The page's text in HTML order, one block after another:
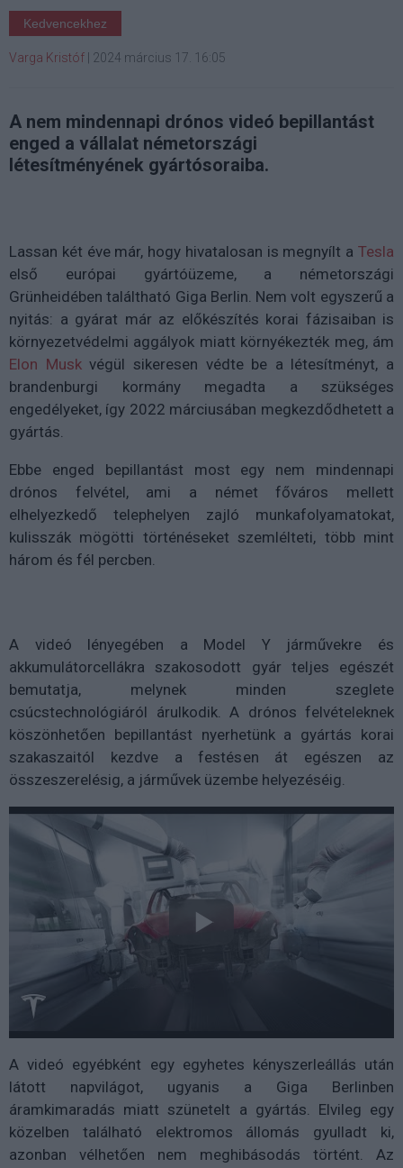
Kedvencekhez
Varga Kristóf 2024 március 17. 16:05
A nem mindennapi drónos videó bepillantást
enged a vállalat németországi
létesítményének gyártósoraiba.
Lassan két éve már, hogy hivatalosan is megnyílt a Tesla
első európai gyártóüzeme, a németországi
Grünheidében találtható Giga Berlin. Nem volt egyszerű a
nyitás: a gyárat már az előkészítés korai fázisaiban is
környezetvédelmi aggályok miatt környékezték meg, ám
Elon Muskvégül sikeresen védte be a létesítményt, a
brandenburgi kormány megadta a szükséges
engedélyeket, így 2022 márciusában megkezdődhetett a
gyártás.
Ebbe enged bepillantást most egy nem mindennapi
drónos felvétel, ami a német főváros mellett
elhelyezkedő telephelyen zajló munkafolyamatokat,
kulisszák mögötti történéseket szemlélteti, több mint
három és fél percben.
A videó lényegében a Model Y járművekre és
akkumulátorcellákra szakosodott gyár teljes egészét
bemutatja, melynek minden szeglete
csúcstechnológiáról árulkodik. A drónos felvételeknek
köszönhetően bepillantást nyerhetünk a gyártás korai
szakaszaitól kezdve a festésen át egészen az
összeszerelésig, a járművek üzembe helyezéséig.
A videó egyébként egy egyhetes kényszerleállás után
látott napvilágot, ugyanis a Giga Berlinben
áramkimaradás miatt szünetelt a gyártás. Elvileg egy
közelben található elektromos állomás gyulladt ki,
azonban vélhetően nem meghibásodás történt. Az